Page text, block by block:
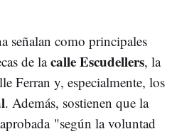
señalan como principales
de lacalle Escudellers, la
Ferran y, especialmente, los
. Además, sostienen que la
"según la voluntad